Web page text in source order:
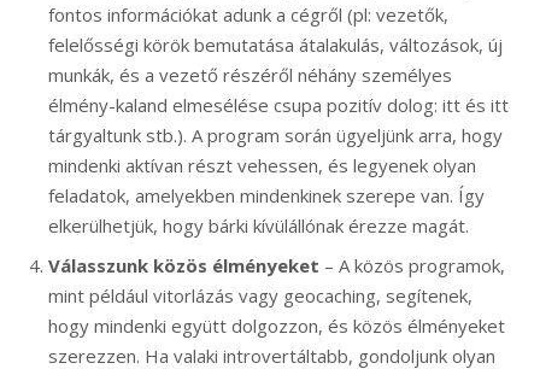
fontos információkat adunk a cégről (pl: vezetők,
felelősségi körök bemutatása átalakulás, változások, új
munkák, és a vezető részéről néhány személyes
élmény-kaland elmesélése csupa pozitív dolog: itt és itt
tárgyaltunk stb.). A program során ügyeljünk arra, hogy
mindenki aktívan részt vehessen, és legyenek olyan
feladatok, amelyekben mindenkinek szerepe van. Így
elkerülhetjük, hogy bárki kívülállónak érezze magát.
Válasszunk közös élményeket – A közös programok,
mint például vitorlázás vagy geocaching, segítenek,
hogy mindenki együtt dolgozzon, és közös élményeket
szerezzen. Ha valaki introvertáltabb, gondoljunk olyan